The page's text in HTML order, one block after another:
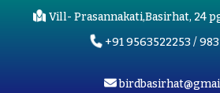
Vill- Prasannakati,Basirhat, 24
+91 9563522253 /